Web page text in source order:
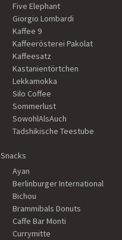
Five Elephant
Giorgio Lombardi
Kaffee 9
Kaffeerösterei Pakolat
Kaffeesatz
Kastanientörtchen
Lekkamokka
Silo Coffee
Sommerlust
SowohlAlsAuch
Tadshikische Teestube
Snacks
Ayan
Berlinburger International
Bichou
Brammibals Donuts
Caffe Bar Monti
Currymitte